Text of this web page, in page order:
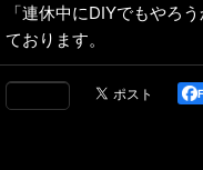
「連休中にDIYでもやろ
ております。